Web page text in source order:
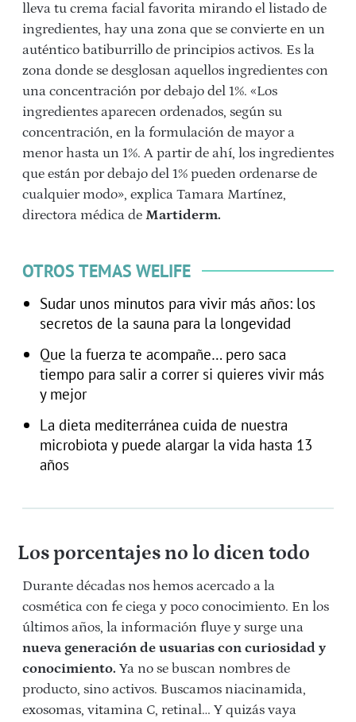
lleva tu crema facial favorita mirando el listado de
ingredientes, hay una zona que se convierte en un
auténtico batiburrillo de principios activos. Es la
zona donde se desglosan aquellos ingredientes con
una concentración por debajo del 1%. «Los
ingredientes aparecen ordenados, según su
concentración, en la formulación de mayor a
menor hasta un 1%. A partir de ahí, los ingredientes
que están por debajo del 1% pueden ordenarse de
cualquier modo», explica Tamara Martínez,
directora médica de Martiderm.
OTROS TEMAS WELIFE
Sudar unos minutos para vivir más años: los
secretos de la sauna para la longevidad
Que la fuerza te acompañe… pero saca
tiempo para salir a correr si quieres vivir más
y mejor
La dieta mediterránea cuida de nuestra
microbiota y puede alargar la vida hasta 13
años
Los porcentajes no lo dicen todo
Durante décadas nos hemos acercado a la
cosmética con fe ciega y poco conocimiento. En los
últimos años, la información fluye y surge una
nueva generación de usuarias con curiosidad y
conocimiento. Ya no se buscan nombres de
producto, sino activos. Buscamos niacinamida,
exosomas, vitamina C, retinal… Y quizás vaya